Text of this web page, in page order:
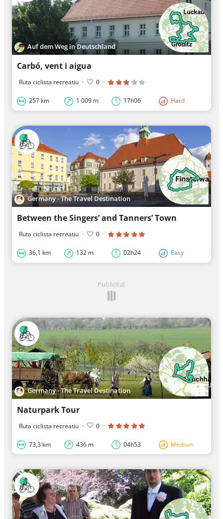
Auf dem Weg in Deutschland
Carbó, vent i aigua
Ruta ciclista recreatiu · 0 ·
257 km 1 009 m 17h06 Hard
Germany - The Travel Destination
Between the Singers’ and Tanners’ Town
Ruta ciclista recreatiu · 0 ·
36,1 km 132 m 02h24 Easy
Publicitat
Germany - The Travel Destination
Naturpark Tour
Ruta ciclista recreatiu · 0 ·
73,3 km 436 m 04h53 Medium